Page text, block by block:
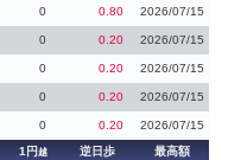
0 0.80 2026/07/15
0 0.20 2026/07/15
0 0.20 2026/07/15
0 0.20 2026/07/15
0 0.20 2026/07/15
1円 越
逆日歩
最高額